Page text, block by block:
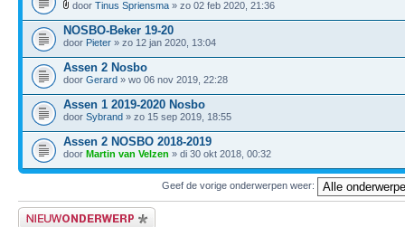
door Tinus Spriensma » zo 02 feb 2020, 21:36
NOSBO-Beker 19-20
door Pieter » zo 12 jan 2020, 13:04
Assen 2 Nosbo
door Gerard » wo 06 nov 2019, 22:28
Assen 1 2019-2020 Nosbo
door Sybrand » zo 15 sep 2019, 18:55
Assen 2 NOSBO 2018-2019
door Martin van Velzen » di 30 okt 2018, 00:32
Geef de vorige onderwerpen weer:
Plaats een nieuw bericht